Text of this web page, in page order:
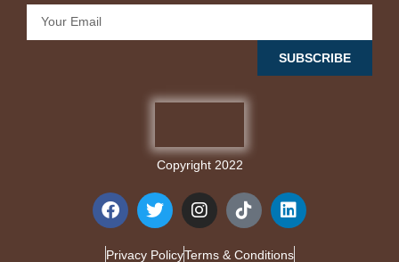
SUBSCRIBE
Copyright 2022
Privacy PolicyTerms & Conditions